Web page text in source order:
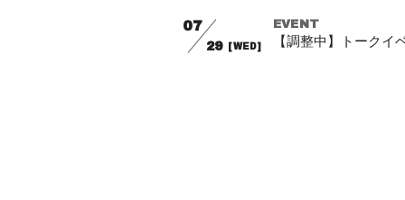
07
29 [WED]
EVENT
【調整中】トークイ